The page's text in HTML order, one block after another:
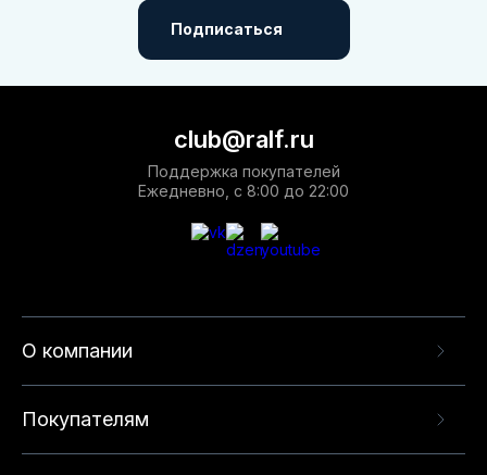
Подписаться
О компании
Покупателям
club@ralf.ru
Поддержка покупателей
Ежедневно, с 8:00 до 22:00